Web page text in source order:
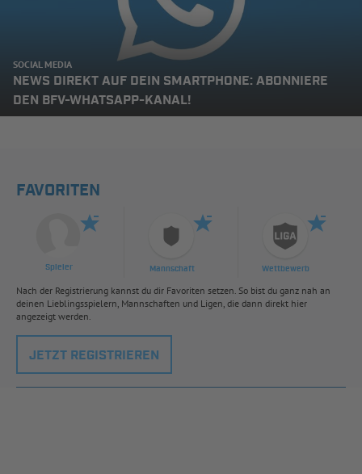
SOCIAL MEDIA
NEWS DIREKT AUF DEIN SMARTPHONE: ABONNIERE
DEN BFV-WHATSAPP-KANAL!
FAVORITEN
Spieler Mannschaft Wettbewerb
Nach der Registrierung kannst du dir Favoriten setzen. So bist du ganz nah an
deinen Lieblingsspielern, Mannschaften und Ligen, die dann direkt hier
angezeigt werden.
JETZT REGISTRIEREN